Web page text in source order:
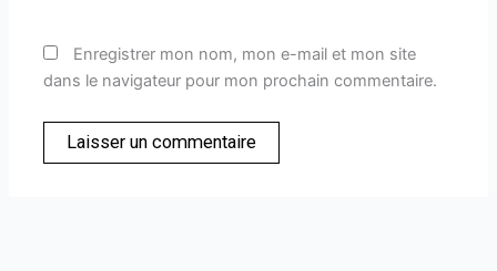
Enregistrer mon nom, mon e-mail et mon site
dans le navigateur pour mon prochain commentaire.